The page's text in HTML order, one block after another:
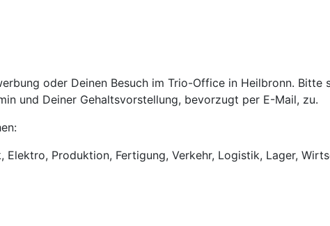
oder Deinen Besuch im Trio-Office in Heilbronn. Bitte
und Deiner Gehaltsvorstellung, bevorzugt per E-Mail, zu.
Produktion, Fertigung, Verkehr, Logistik, Lager,